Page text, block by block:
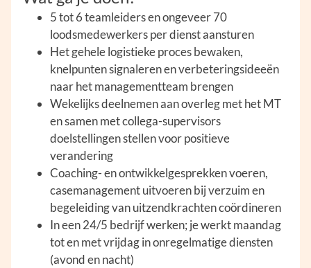
5 tot 6 teamleiders en ongeveer 70
loodsmedewerkers per dienst aansturen
Het gehele logistieke proces bewaken,
knelpunten signaleren en verbeteringsideeën
naar het managementteam brengen
Wekelijks deelnemen aan overleg met het MT
en samen met collega-supervisors
doelstellingen stellen voor positieve
verandering
Coaching- en ontwikkelgesprekken voeren,
casemanagement uitvoeren bij verzuim en
begeleiding van uitzendkrachten coördineren
In een 24/5 bedrijf werken; je werkt maandag
tot en met vrijdag in onregelmatige diensten
(avond en nacht)